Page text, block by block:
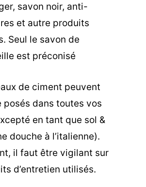
savon noir, anti-
et autre produits
Seul le savon de
est préconisé
de ciment peuvent
posés dans toutes vos
en tant que sol &
douche à l’italienne).
il faut être vigilant sur
d’entretien utilisés.